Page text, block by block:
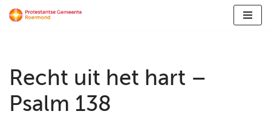
inhoud
Recht uit het hart –
Psalm 138